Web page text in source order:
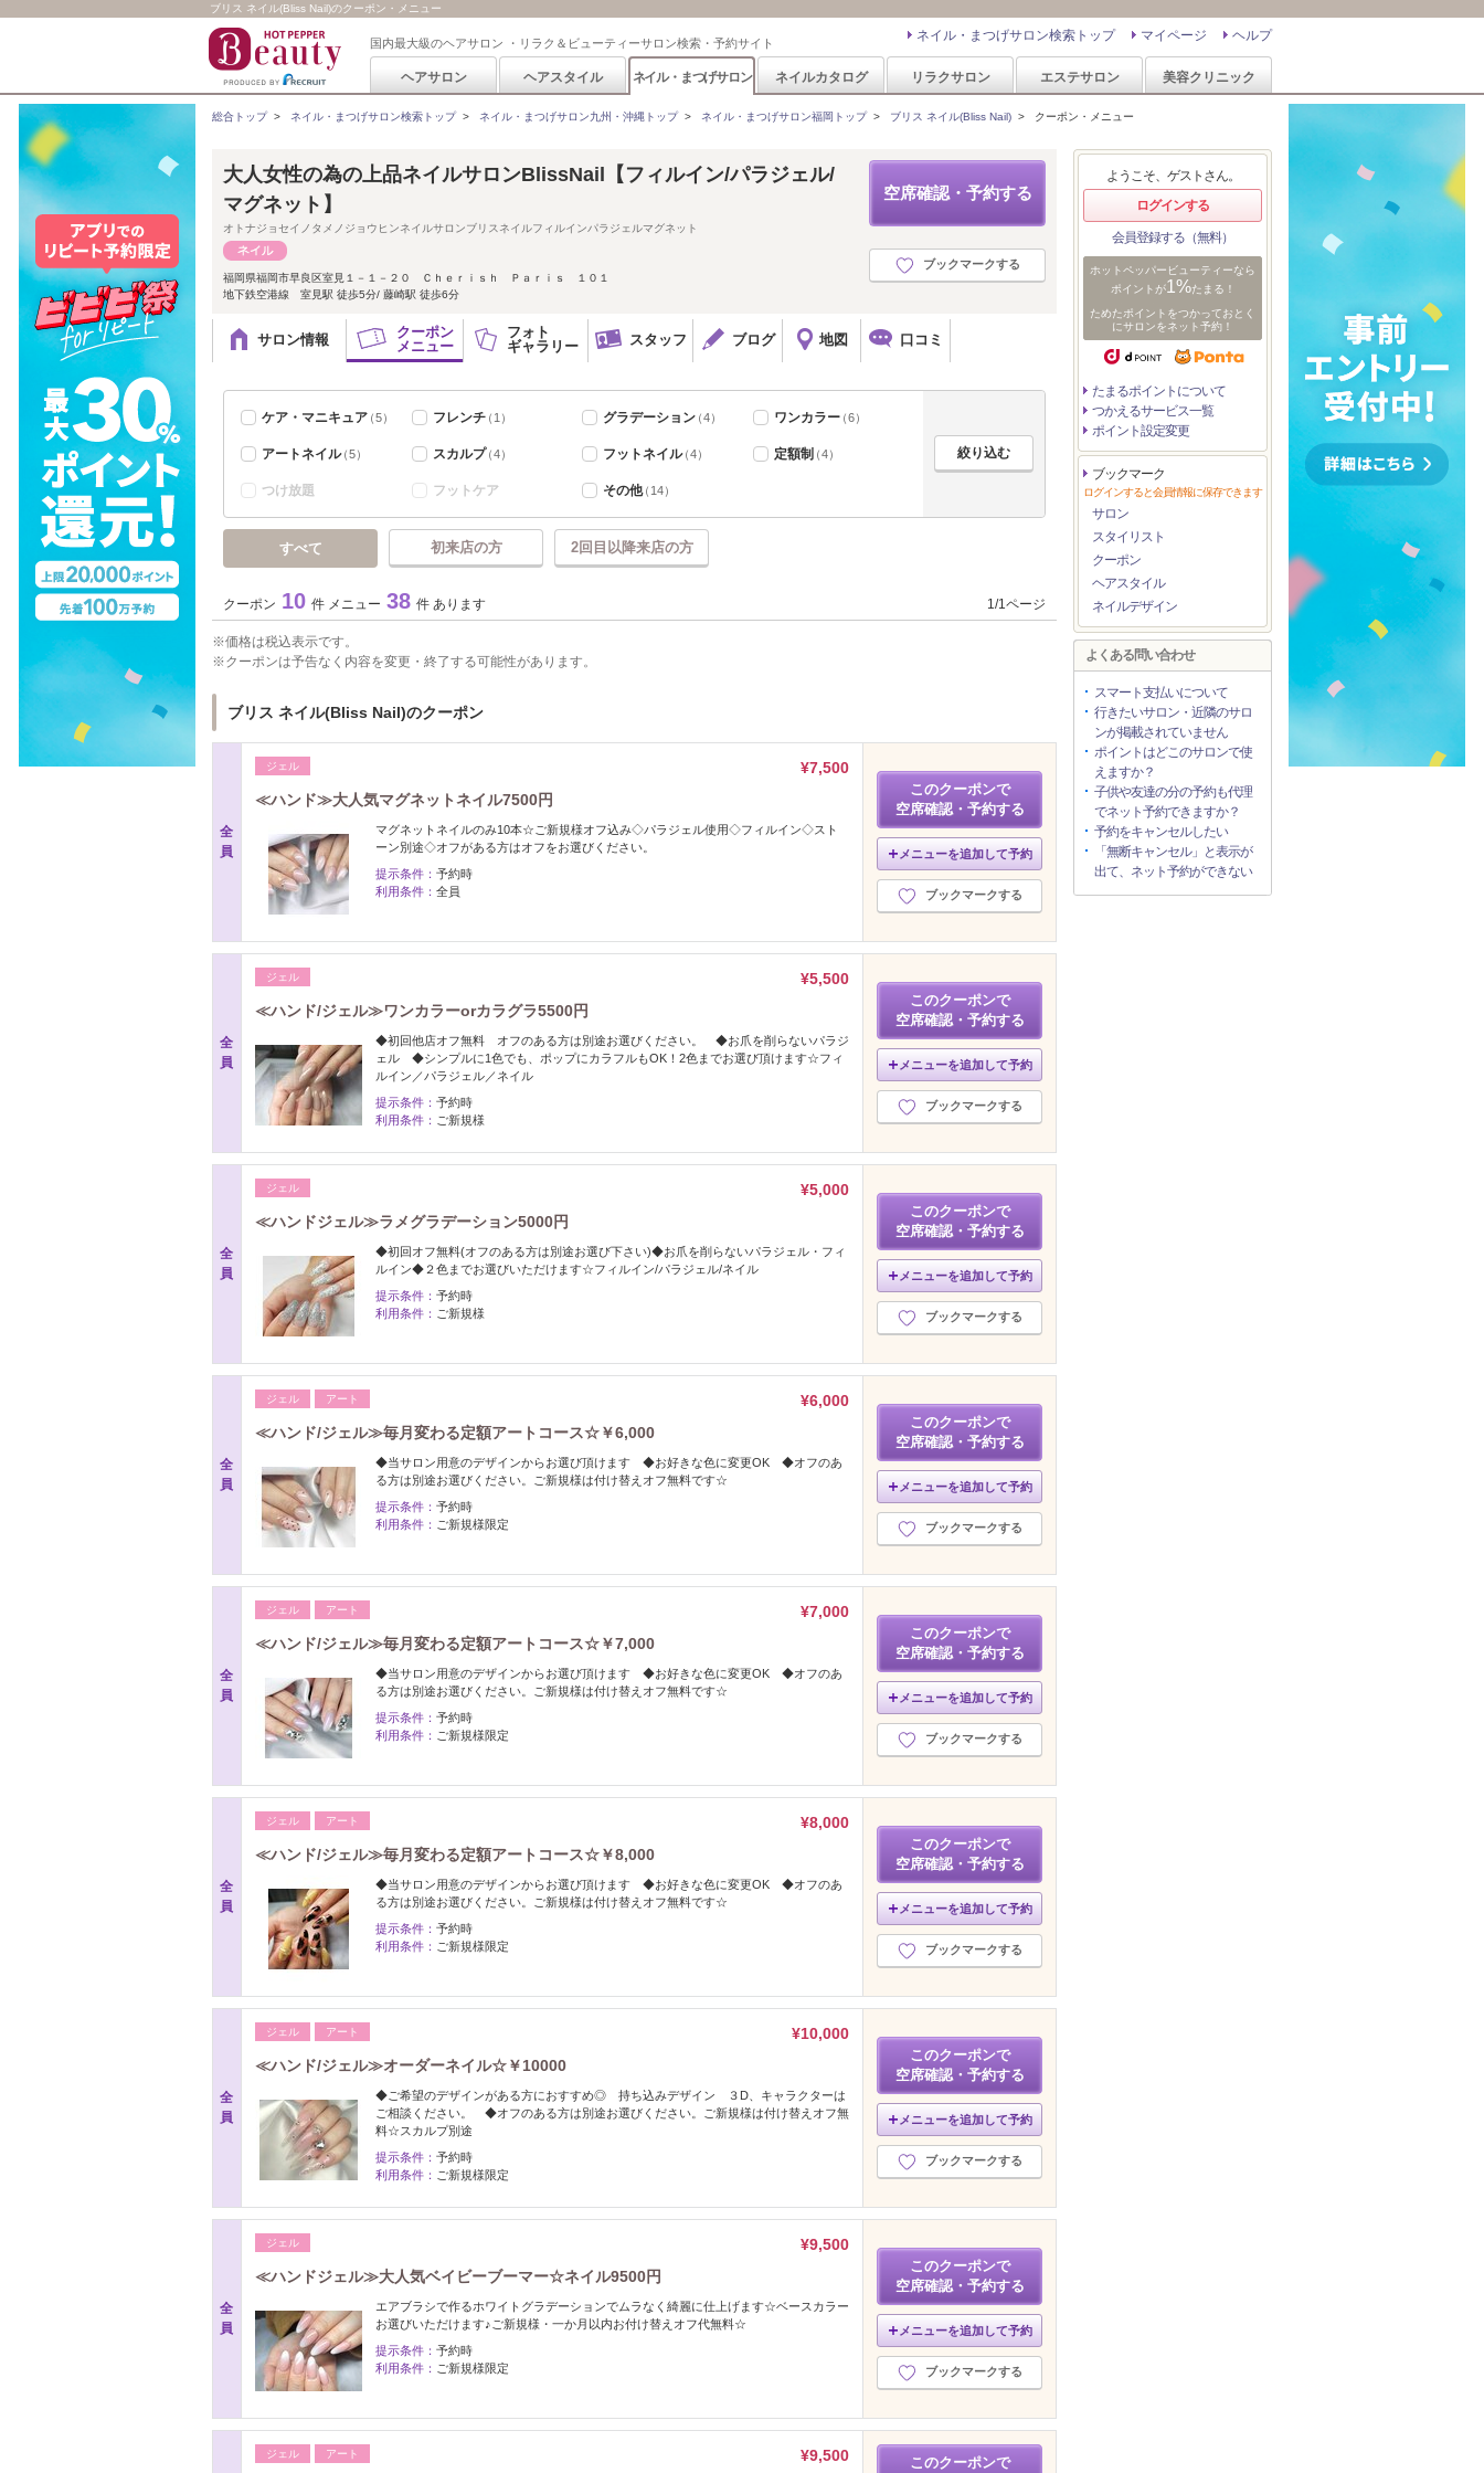
ブリス ネイル(Bliss Nail)のクーポン・メニュー
国内最大級のヘアサロン ・リラク＆ビューティーサロン検索・予約サイト ヘルプ
マイページ
ネイル・まつげサロン検索トップ
ヘアサロン ヘアスタイル ネイル・まつげサロン ネイルカタログ リラクサロン エステサロン 美容クリニック
総合トップ> ネイル・まつげサロン検索トップ> ネイル・まつげサロン九州・沖縄トップ> ネイル・まつげサロン福岡トップ> ブリス ネイル(Bliss Nail) > クーポン・メニュー
空席確認・予約する
ブックマークする
大人女性の為の上品ネイルサロンBlissNail【フィルイン/パラジェル/
マグネット】
オトナジョセイノタメノジョウヒンネイルサロンブリスネイルフィルインパラジェルマグネット
福岡県福岡市早良区室見１－１－２０ Ｃｈｅｒｉｓｈ Ｐａｒｉｓ １０１
地下鉄空港線 室見駅 徒歩5分/ 藤崎駅 徒歩6分
サロン情報
クーポン
メニュー
フォト
ギャラリー
スタッフ ブログ 地図 口コミ
ケア・マニキュア（5） フレンチ（1） グラデーション（4） ワンカラー（6）
アートネイル（5） スカルプ（4） フットネイル（4） 定額制（4）
つけ放題 フットケア その他（14）
すべて 初来店の方 2回目以降来店の方
クーポン 10 件 メニュー 38 件 あります 1/1ページ
価格は税込表示です。
クーポンは予告なく内容を変更・終了する可能性があります。
ブリス ネイル(Bliss Nail)のクーポン
全
員
ジェル
¥7,500
≪ハンド≫大人気マグネットネイル7500円
マグネットネイルのみ10本☆ご新規様オフ込み◇パラジェル使用◇フィルイン◇スト
ーン別途◇オフがある方はオフをお選びください。
提示条件： 予約時
利用条件： 全員
このクーポンで
空席確認・予約する
メニューを追加して予約
ブックマークする
全
員
ジェル
¥5,500
≪ハンド/ジェル≫ワンカラーorカラグラ5500円
◆初回他店オフ無料 オフのある方は別途お選びください。 ◆お爪を削らないパラジ
ェル ◆シンプルに1色でも、ポップにカラフルもOK！2色までお選び頂けます☆フィ
ルイン／パラジェル／ネイル
提示条件： 予約時
利用条件： ご新規様
このクーポンで
空席確認・予約する
メニューを追加して予約
ブックマークする
全
員
ジェル
¥5,000
≪ハンドジェル≫ラメグラデーション5000円
◆初回オフ無料(オフのある方は別途お選び下さい)◆お爪を削らないパラジェル・フィ
ルイン◆２色までお選びいただけます☆フィルイン/パラジェル/ネイル
提示条件： 予約時
利用条件： ご新規様
このクーポンで
空席確認・予約する
メニューを追加して予約
ブックマークする
全
員
ジェル アート
¥6,000
≪ハンド/ジェル≫毎月変わる定額アートコース☆￥6,000
◆当サロン用意のデザインからお選び頂けます ◆お好きな色に変更OK ◆オフのあ
る方は別途お選びください。ご新規様は付け替えオフ無料です☆
提示条件： 予約時
利用条件： ご新規様限定
このクーポンで
空席確認・予約する
メニューを追加して予約
ブックマークする
全
員
ジェル アート
¥7,000
≪ハンド/ジェル≫毎月変わる定額アートコース☆￥7,000
◆当サロン用意のデザインからお選び頂けます ◆お好きな色に変更OK ◆オフのあ
る方は別途お選びください。ご新規様は付け替えオフ無料です☆
提示条件： 予約時
利用条件： ご新規様限定
このクーポンで
空席確認・予約する
メニューを追加して予約
ブックマークする
全
員
ジェル アート
¥8,000
≪ハンド/ジェル≫毎月変わる定額アートコース☆￥8,000
◆当サロン用意のデザインからお選び頂けます ◆お好きな色に変更OK ◆オフのあ
る方は別途お選びください。ご新規様は付け替えオフ無料です☆
提示条件： 予約時
利用条件： ご新規様限定
このクーポンで
空席確認・予約する
メニューを追加して予約
ブックマークする
全
員
ジェル アート
¥10,000
≪ハンド/ジェル≫オーダーネイル☆￥10000
◆ご希望のデザインがある方におすすめ◎ 持ち込みデザイン ３D、キャラクターは
ご相談ください。 ◆オフのある方は別途お選びください。ご新規様は付け替えオフ無
料☆スカルプ別途
提示条件： 予約時
利用条件： ご新規様限定
このクーポンで
空席確認・予約する
メニューを追加して予約
ブックマークする
全
員
ジェル
¥9,500
≪ハンドジェル≫大人気ベイビーブーマー☆ネイル9500円
エアブラシで作るホワイトグラデーションでムラなく綺麗に仕上げます☆ベースカラー
お選びいただけます♪ご新規様・一か月以内お付け替えオフ代無料☆
提示条件： 予約時
利用条件： ご新規様限定
このクーポンで
空席確認・予約する
メニューを追加して予約
ブックマークする
ジェル アート
¥9,500
このクーポンで
ようこそ、ゲストさん。
ログインする
会員登録する（無料）
ホットペッパービューティーなら
ポイントが1%たまる！
ためたポイントをつかっておとく
にサロンをネット予約！
たまるポイントについて
つかえるサービス一覧
ポイント設定変更
ブックマーク
ログインすると会員情報に保存できます
サロン
スタイリスト
クーポン
ヘアスタイル
ネイルデザイン
よくある問い合わせ
スマート支払いについて
行きたいサロン・近隣のサロ
ンが掲載されていません
ポイントはどこのサロンで使
えますか？
子供や友達の分の予約も代理
でネット予約できますか？
予約をキャンセルしたい
「無断キャンセル」と表示が
出て、ネット予約ができない